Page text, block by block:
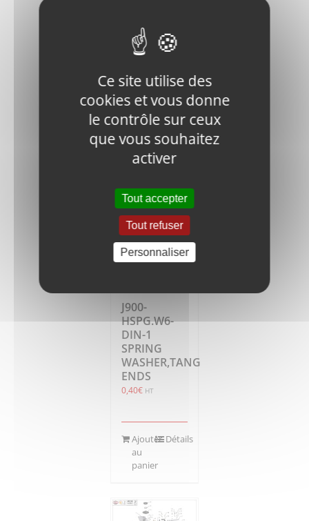
00604
SPRING
SLICE
18,85€ HT
Ajouter
panier
Détails
J900-
HSPG.W6-
DIN-1
SPRING
WASHER,TANG
ENDS
0,40€ HT
Ajouter
au
panier
Détails
Ce site utilise des
cookies et vous donne
le contrôle sur ceux
que vous souhaitez
activer
Tout accepter
Tout refuser
Personnaliser